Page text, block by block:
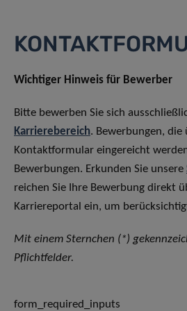
Wichtiger Hinweis für Bewerber
Bitte bewerben Sie sich
Karrierebereich. Bewerbungen, die
Kontaktformular eingereicht
Bewerbungen. Erkunden Sie unsere
reichen Sie Ihre Bewerbung direkt
Karriereportal ein, um
Mit einem Sternchen (*)
Pflichtfelder.
form_required_inputs